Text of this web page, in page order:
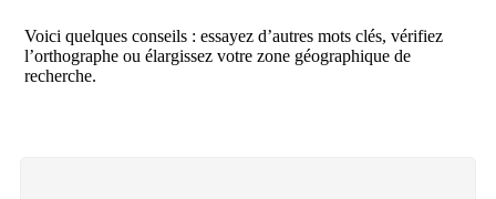
Voici quelques conseils : essayez d’autres mots clés, vérifiez
l’orthographe ou élargissez votre zone géographique de
recherche.